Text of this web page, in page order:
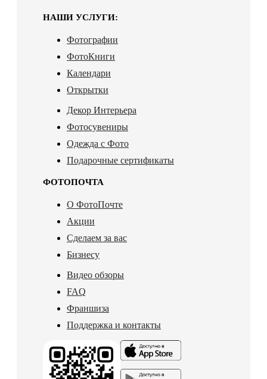
НАШИ УСЛУГИ:
Фотографии
ФотоКниги
Календари
Открытки
Декор Интерьера
Фотосувениры
Одежда с Фото
Подарочные сертификаты
ФОТОПОЧТА
О ФотоПочте
Акции
Сделаем за вас
Бизнесу
Видео обзоры
FAQ
Франшиза
Поддержка и контакты